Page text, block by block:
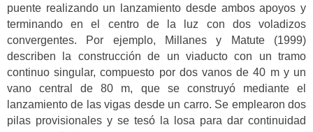
puente realizando un lanzamiento desde ambos apoyos y
terminando en el centro de la luz con dos voladizos
convergentes. Por ejemplo, Millanes y Matute (1999)
describen la construcción de un viaducto con un tramo
continuo singular, compuesto por dos vanos de 40 m y un
vano central de 80 m, que se construyó mediante el
lanzamiento de las vigas desde un carro. Se emplearon dos
pilas provisionales y se tesó la losa para dar continuidad